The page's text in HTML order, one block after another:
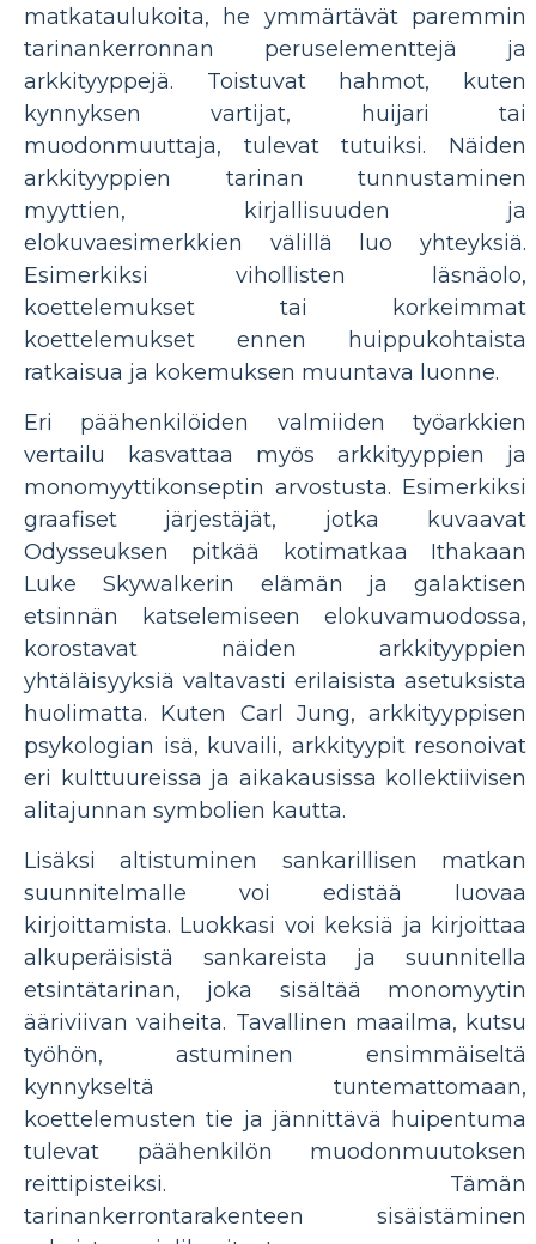
matkataulukoita, he ymmärtävät paremmin
tarinankerronnan peruselementtejä ja
arkkityyppejä. Toistuvat hahmot, kuten
kynnyksen vartijat, huijari tai
muodonmuuttaja, tulevat tutuiksi. Näiden
arkkityyppien tarinan tunnustaminen
myyttien, kirjallisuuden ja
elokuvaesimerkkien välillä luo yhteyksiä.
Esimerkiksi vihollisten läsnäolo,
koettelemukset tai korkeimmat
koettelemukset ennen huippukohtaista
ratkaisua ja kokemuksen muuntava luonne.
Eri päähenkilöiden valmiiden työarkkien
vertailu kasvattaa myös arkkityyppien ja
monomyyttikonseptin arvostusta. Esimerkiksi
graafiset järjestäjät, jotka kuvaavat
Odysseuksen pitkää kotimatkaa Ithakaan
Luke Skywalkerin elämän ja galaktisen
etsinnän katselemiseen elokuvamuodossa,
korostavat näiden arkkityyppien
yhtäläisyyksiä valtavasti erilaisista asetuksista
huolimatta. Kuten Carl Jung, arkkityyppisen
psykologian isä, kuvaili, arkkityypit resonoivat
eri kulttuureissa ja aikakausissa kollektiivisen
alitajunnan symbolien kautta.
Lisäksi altistuminen sankarillisen matkan
suunnitelmalle voi edistää luovaa
kirjoittamista. Luokkasi voi keksiä ja kirjoittaa
alkuperäisistä sankareista ja suunnitella
etsintätarinan, joka sisältää monomyytin
ääriviivan vaiheita. Tavallinen maailma, kutsu
työhön, astuminen ensimmäiseltä
kynnykseltä tuntemattomaan,
koettelemusten tie ja jännittävä huipentuma
tulevat päähenkilön muodonmuutoksen
reittipisteiksi. Tämän
tarinankerrontarakenteen sisäistäminen